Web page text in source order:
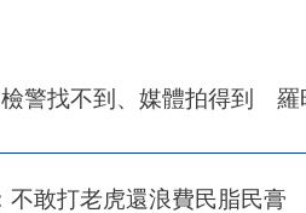
警找不到、媒體拍得到 羅
敢打老虎還浪費民脂民膏